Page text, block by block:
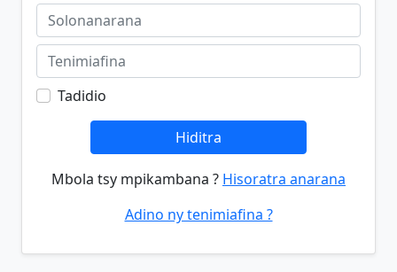
Tadidio
Hiditra
Mbola tsy mpikambana ? Hisoratra anarana
Adino ny tenimiafina ?